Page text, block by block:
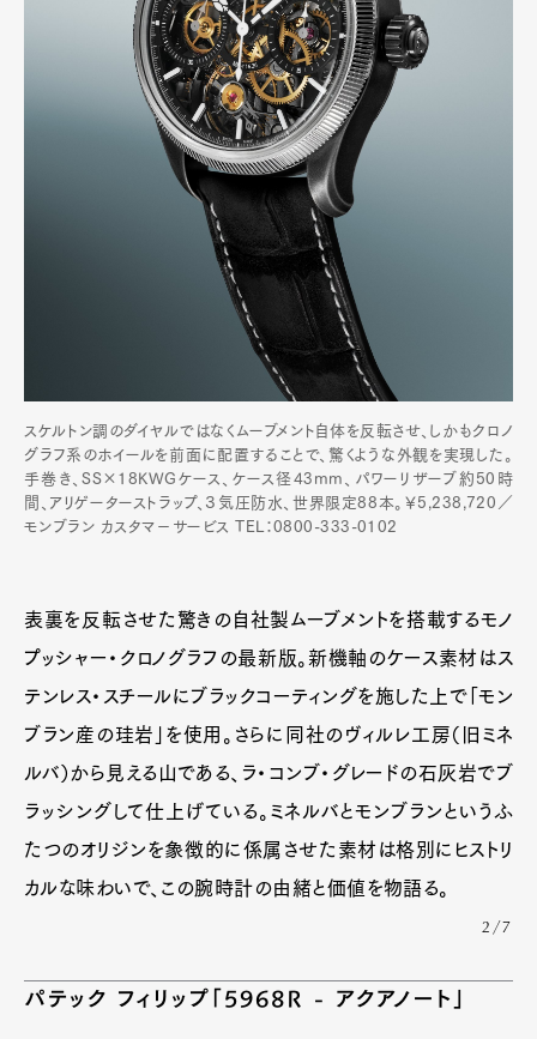
スケルトン調のダイヤルではなくムーブメント自体を反転させ、しかもクロノ
グラフ系のホイールを前面に配置することで、驚くような外観を実現した。
手巻き、SS×18KWGケース、ケース径43mm、パワーリザーブ約50時
間、アリゲーターストラップ、３気圧防水、世界限定88本。￥5,238,720／
モンブラン カスタマ－サービス TEL：0800-333-0102
表裏を反転させた驚きの自社製ムーブメントを搭載するモノ
プッシャー・クロノグラフの最新版。新機軸のケース素材はス
テンレス・スチールにブラックコーティングを施した上で「モン
ブラン産の珪岩」を使用。さらに同社のヴィルレ工房（旧ミネ
ルバ）から見える山である、ラ・コンブ・グレードの石灰岩でブ
ラッシングして仕上げている。ミネルバとモンブランというふ
たつのオリジンを象徴的に係属させた素材は格別にヒストリ
カルな味わいで、この腕時計の由緒と価値を物語る。
2/7
パテック フィリップ「5968R - アクアノート」